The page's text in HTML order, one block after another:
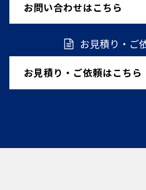
お問い合わせはこちら
お見積り・ご
お見積り・ご依頼はこちら